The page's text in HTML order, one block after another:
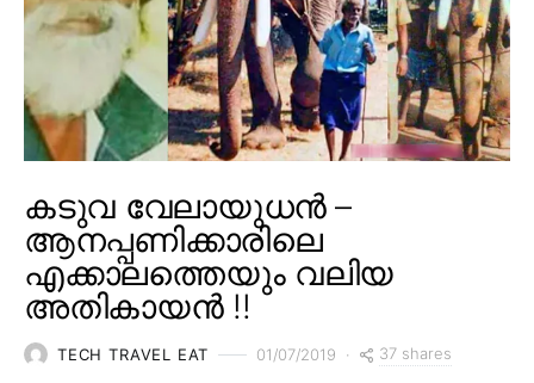
കടുവ വേലായുധൻ –
ആനപ്പണിക്കാരിലെ
എക്കാലത്തെയും വലിയ
അതികായൻ !!
TECH TRAVEL EAT 01/07/2019 37 shares